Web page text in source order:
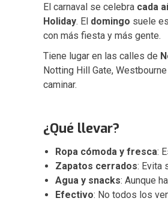
El carnaval se celebra cada
Holiday. El domingo suele
con más fiesta y más gente.
Tiene lugar en las calles de
Notting Hill Gate,
caminar.
¿Qué llevar?
Ropa cómoda y fresca:
Zapatos cerrados: Evita
Agua y snacks: Aunque
Efectivo: No todos los